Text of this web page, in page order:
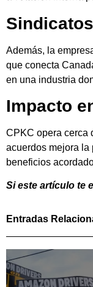
Además, la
que conecta
en una industria
Impacto
CPKC opera cerca
acuerdos mejora la
beneficios
Si este artículo te
Entradas